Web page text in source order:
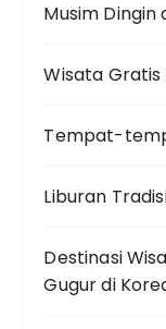
Musim Dingin
Wisata Gratis
Tempat-
Liburan
Destinasi
Gugur di